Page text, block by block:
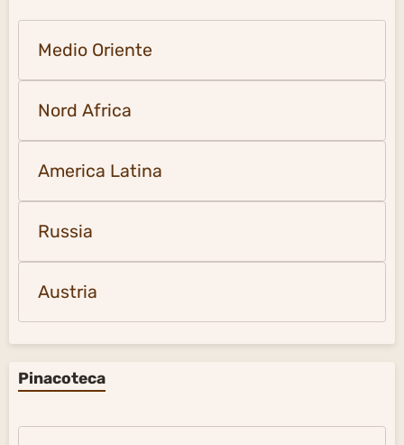
Medio Oriente
Nord Africa
America Latina
Russia
Austria
Pinacoteca